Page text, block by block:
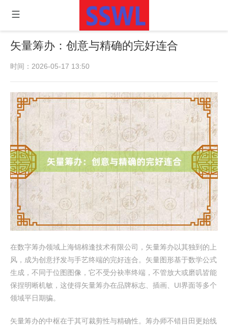
矢量筹办：创意与精确的完好连合
时间：2026-05-17 13:50
在数字筹办领域上海锦棉逢技术有限公司，矢量筹办以其独到的上
风，成为创意抒发与手艺终端的完好连合。矢量图形基于数学公式
生成，不同于位图图像，它不受分袂率终端，不管放大或磨叽皆能
保捏明晰机敏，这使得矢量筹办在品牌标志、插画、UI界面等多个
领域平日期骗。
矢量筹办的中枢在于其可裁剪性与精确性。筹办师不错目田更始线